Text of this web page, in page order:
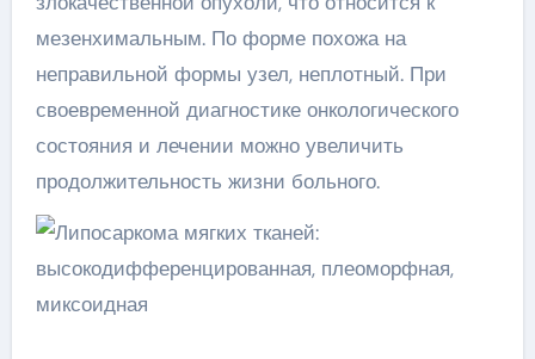
мезенхимальным. По форме похожа на
неправильной формы узел, неплотный. При
своевременной диагностике онкологического
состояния и лечении можно увеличить
продолжительность жизни больного.